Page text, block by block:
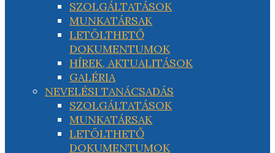
SZOLGÁLTATÁSOK
MUNKATÁRSAK
LETÖLTHETŐ
DOKUMENTUMOK
HÍREK, AKTUALITÁSOK
GALÉRIA
NEVELÉSI TANÁCSADÁS
SZOLGÁLTATÁSOK
MUNKATÁRSAK
LETÖLTHETŐ
DOKUMENTUMOK